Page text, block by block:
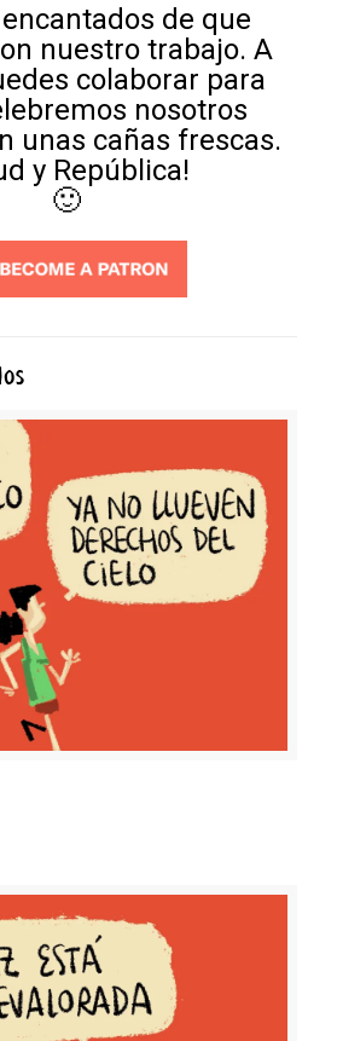
de que
nuestro trabajo. A
colaborar para
nosotros
unas cañas frescas.
y República!
🙂